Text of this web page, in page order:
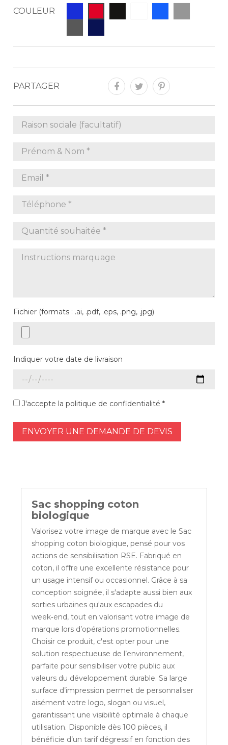
COULEUR
PARTAGER
Fichier (formats : .ai, .pdf, .eps, .png, .jpg)
Indiquer votre date de livraison
J'accepte la politique de confidentialité *
ENVOYER UNE DEMANDE DE DEVIS
Sac shopping coton
biologique
Valorisez votre image de marque avec le Sac
shopping coton biologique, pensé pour vos
actions de sensibilisation RSE. Fabriqué en
coton, il offre une excellente résistance pour
un usage intensif ou occasionnel. Grâce à sa
conception soignée, il s'adapte aussi bien aux
sorties urbaines qu'aux escapades du
week‑end, tout en valorisant votre image de
marque lors d’opérations promotionnelles.
Choisir ce produit, c'est opter pour une
solution respectueuse de l’environnement,
parfaite pour sensibiliser votre public aux
valeurs du développement durable. Sa large
surface d’impression permet de personnaliser
aisément votre logo, slogan ou visuel,
garantissant une visibilité optimale à chaque
utilisation. Disponible dès 100 pièces, il
bénéficie d’un tarif dégressif en fonction des